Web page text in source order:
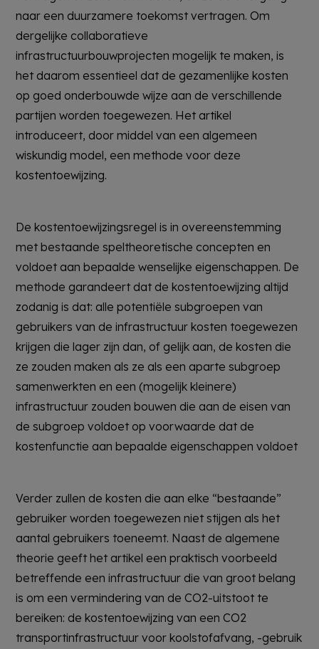
naar een duurzamere toekomst vertragen. Om
dergelijke collaboratieve
infrastructuurbouwprojecten mogelijk te maken, is
het daarom essentieel dat de gezamenlijke kosten
op goed onderbouwde wijze aan de verschillende
partijen worden toegewezen. Het artikel
introduceert, door middel van een algemeen
wiskundig model, een methode voor deze
kostentoewijzing.
De kostentoewijzingsregel is in overeenstemming
met bestaande speltheoretische concepten en
voldoet aan bepaalde wenselijke eigenschappen. De
methode garandeert dat de kostentoewijzing altijd
zodanig is dat: alle potentiële subgroepen van
gebruikers van de infrastructuur kosten toegewezen
krijgen die lager zijn dan, of gelijk aan, de kosten die
ze zouden maken als ze als een aparte subgroep
samenwerkten en een (mogelijk kleinere)
infrastructuur zouden bouwen die aan de eisen van
de subgroep voldoet op voorwaarde dat de
kostenfunctie aan bepaalde eigenschappen voldoet
Verder zullen de kosten die aan elke “bestaande”
gebruiker worden toegewezen niet stijgen als het
aantal gebruikers toeneemt. Naast de algemene
theorie geeft het artikel een praktisch voorbeeld
betreffende een infrastructuur die van groot belang
is om een vermindering van de CO2-uitstoot te
bereiken: de kostentoewijzing van een CO2
transportinfrastructuur voor koolstofafvang, -gebruik